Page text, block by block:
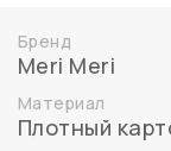
Бренд
Meri Meri
Материал
Плотный